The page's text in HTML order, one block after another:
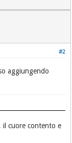
#2
aggiungendo
il cuore contento e